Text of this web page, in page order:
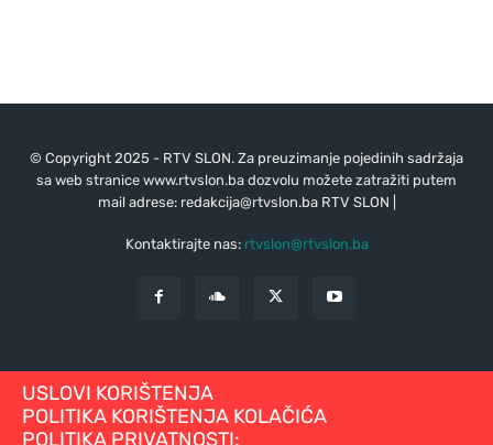
© Copyright 2025 - RTV SLON. Za preuzimanje pojedinih sadržaja
sa web stranice www.rtvslon.ba dozvolu možete zatražiti putem
mail adrese: redakcija@rtvslon.baRTV SLON |
Kontaktirajte nas: rtvslon@rtvslon.ba
USLOVI KORIŠTENJA
POLITIKA KORIŠTENJA KOLAČIĆA
POLITIKA PRIVATNOSTI: